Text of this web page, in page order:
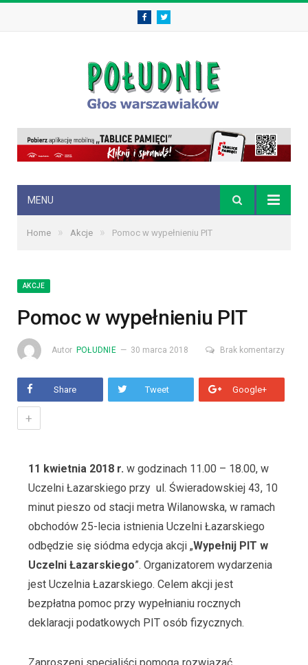
FacebookTwitter
MENU
Home » Akcje » Pomoc w wypełnieniu PIT
AKCJE
Pomoc w wypełnieniu PIT
Autor POŁUDNIE 30 marca 2018 Brak komentarzy
Share Tweet Google+
+
11 kwietnia 2018 r. w godzinach 11.00 – 18.00, w
Uczelni Łazarskiego przy ul. Świeradowskiej 43, 10
minut pieszo od stacji metra Wilanowska, w ramach
obchodów 25-lecia istnienia Uczelni Łazarskiego
odbędzie się siódma edycja akcji „Wypełnij PIT w
Uczelni Łazarskiego”. Organizatorem wydarzenia
jest Uczelnia Łazarskiego. Celem akcji jest
bezpłatna pomoc przy wypełnianiu rocznych
deklaracji podatkowych PIT osób fizycznych.